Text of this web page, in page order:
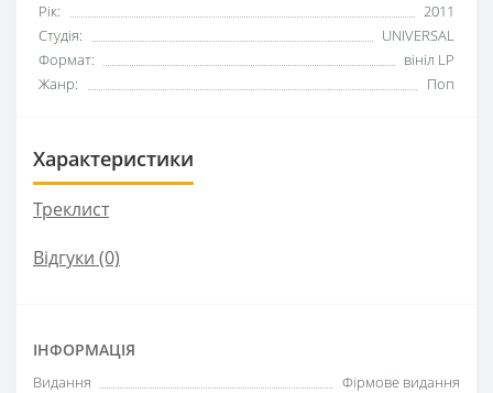
Рік:
2011
Студія:
UNIVERSAL
Формат:
вініл LP
Жанр:
Поп
Характеристики
Треклист
Відгуки (0)
ІНФОРМАЦІЯ
Видання
Фірмове видання